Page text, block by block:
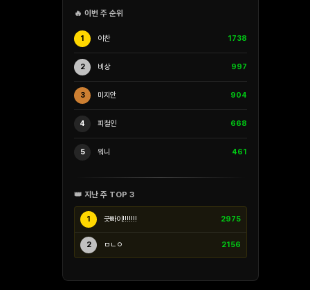
🔥 이번 주 순위
1 이찬 1738
2 비상 997
3 미지안 904
4 피철인 668
5 워니 461
👑 지난 주 TOP 3
1 긋빠이!!!!!!! 2975
2 ㅁㄴㅇ 2156